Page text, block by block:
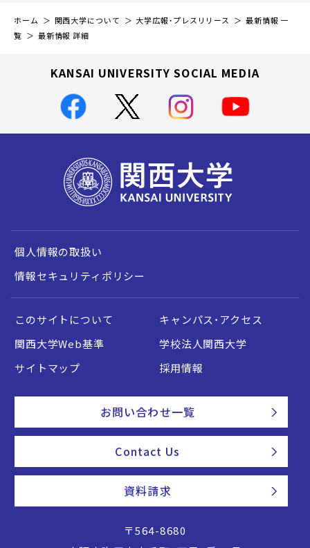
ホーム 関西大学について 大学広報・プレスリリース
最新情報 一
覧
最新情報 詳細
KANSAI UNIVERSITY SOCIAL MEDIA
個人情報の取扱い
情報セキュリティポリシー
このサイトについて
キャンパス・アクセス
関西大学Web基準
学校法人関西大学
サイトマップ
採用情報
お問い合わせ一覧
Contact Us
資料請求
〒564-8680